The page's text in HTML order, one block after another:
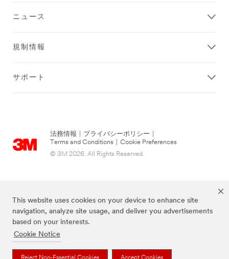
This website uses cookies on your device to enhance site
navigation, analyze site usage, and deliver you advertisements
based on your interests.
Cookie Notice
Reject Non-Essential Cookies Accept Cookies
ニュース
規制情報
サポート
法務情報 プライバシーポリシー
Terms and Conditions
Cookie Preferences
© 3M 2026. All Rights Reserved.
当サイト上に掲載されているブランドは3M社の商標です。